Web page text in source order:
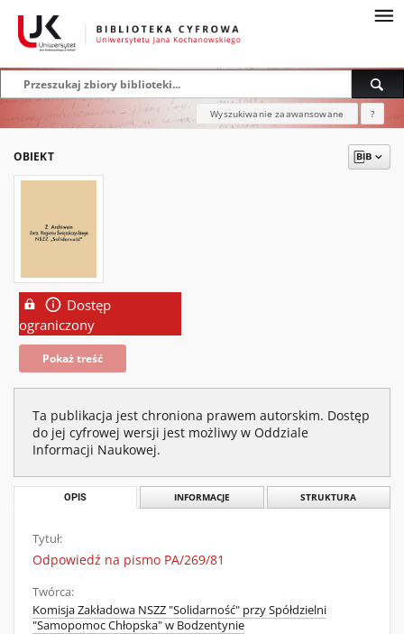
Wyszukiwanie zaawansowane ?
OBIEKT
Dostęp
ograniczony
Pokaż treść
Ta publikacja jest chroniona prawem autorskim. Dostęp
do jej cyfrowej wersji jest możliwy w Oddziale
Informacji Naukowej.
OPIS INFORMACJE STRUKTURA
Tytuł:
Odpowiedź na pismo PA/269/81
Twórca:
Komisja Zakładowa NSZZ "Solidarność" przy Spółdzielni
"Samopomoc Chłopska" w Bodzentynie